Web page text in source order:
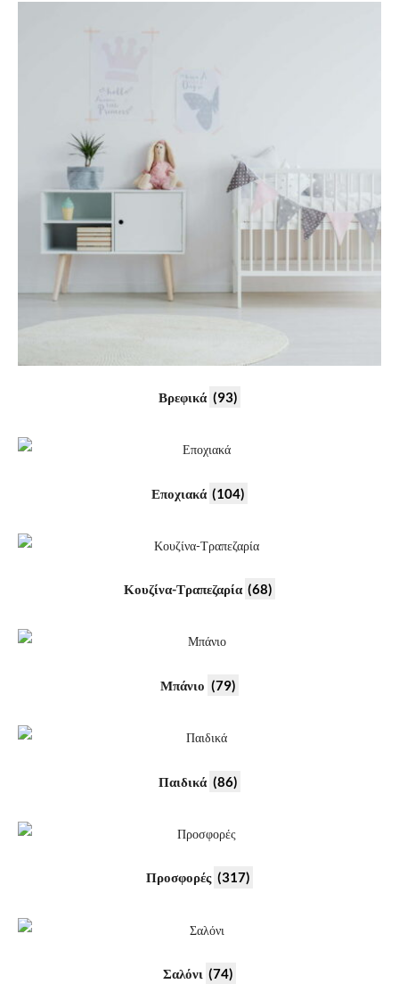
Βρεφικά (93)
Εποχιακά (104)
Κουζίνα-Τραπεζαρία (68)
Μπάνιο (79)
Παιδικά (86)
Προσφορές (317)
Σαλόνι (74)